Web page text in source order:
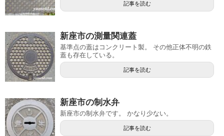
記事を読む
新座市の測量関連蓋
基準点の蓋はコンクリート製。 その他正体不明の鉄
蓋も存在している。
記事を読む
新座市の制水弁
新座市の制水弁です。 かなり少ない。
記事を読む